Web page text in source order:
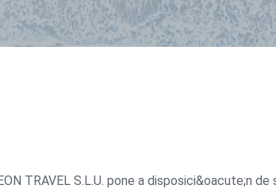
TRAVEL S.L.U. pone a disposici&oacute;n